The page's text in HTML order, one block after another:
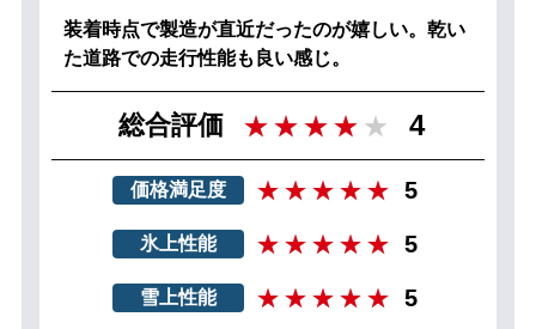
装着時点で製造が直近だったのが嬉しい。乾い
た道路での走行性能も良い感じ。
総合評価 4
価格満足度 5
氷上性能 5
雪上性能 5